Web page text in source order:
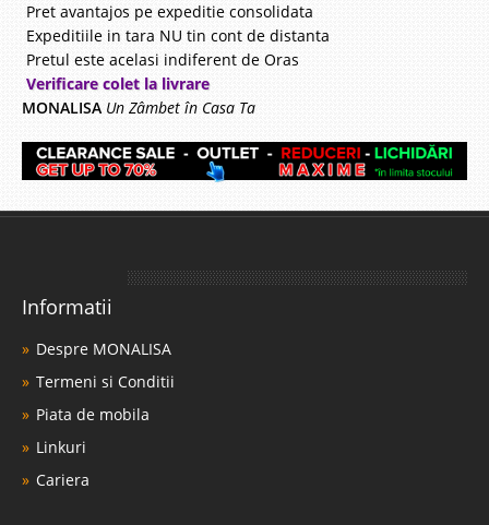
Pret avantajos pe expeditie consolidata
Expeditiile in tara NU tin cont de distanta
Pretul este acelasi indiferent de Oras
Verificare colet la livrare
MONALISA Un Zâmbet în Casa Ta
Informatii
Despre MONALISA
Termeni si Conditii
Piata de mobila
Linkuri
Cariera